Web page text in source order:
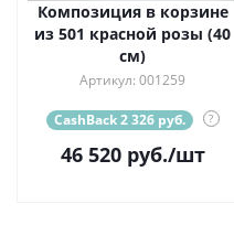
Композиция в корзине
из 501 красной розы (40
см)
Артикул: 001259
CashBack 2 326 руб. ?
46 520руб./шт